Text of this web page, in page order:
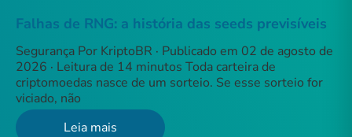
Falhas de RNG: a história das seeds previsíveis
Segurança Por KriptoBR · Publicado em 02 de agosto de
2026 · Leitura de 14 minutos Toda carteira de
criptomoedas nasce de um sorteio. Se esse sorteio for
viciado, não
Leia mais